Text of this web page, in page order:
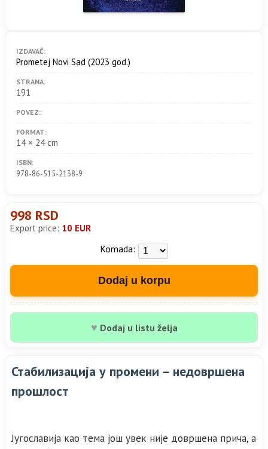
IZDAVAČ:
Prometej Novi Sad (2023 god.)
STRANA:
191
POVEZ:
FORMAT:
14 × 24 cm
ISBN:
978-86-515-2138-9
998 RSD
Export price: 10 EUR
Komada:
Dodaj u korpu
♥ Dodaj u listu želja
Стабилизација у промени – недовршена
прошлост
Југославија као тема још увек није довршена прича, а